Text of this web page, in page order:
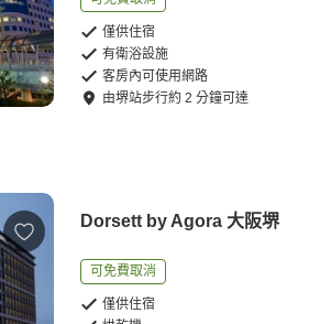
僅供住宿
有衛浴設施
客房內可使用網路
由堺站步行約2 分鐘可達
Dorsett by Agora 大阪堺
可免費取消
僅供住宿